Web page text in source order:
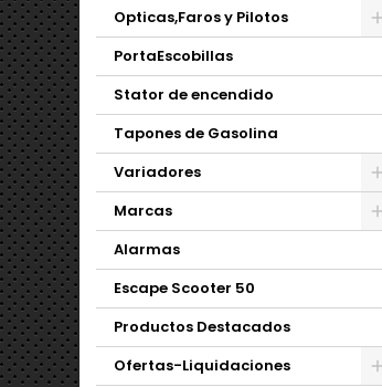
Opticas,Faros y Pilotos
PortaEscobillas
Stator de encendido
Tapones de Gasolina
Variadores
Marcas
Alarmas
Escape Scooter 50
Productos Destacados
Ofertas-Liquidaciones